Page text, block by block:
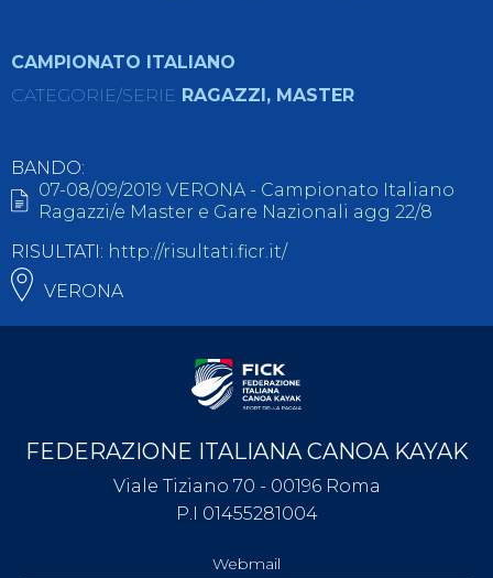
CAMPIONATO ITALIANO
CATEGORIE/SERIE RAGAZZI, MASTER
BANDO:
07-08/09/2019 VERONA - Campionato Italiano
Ragazzi/e Master e Gare Nazionali agg 22/8
RISULTATI: http://risultati.ficr.it/
VERONA
FEDERAZIONE ITALIANA CANOA KAYAK
Viale Tiziano 70 - 00196 Roma
P.I 01455281004
Webmail